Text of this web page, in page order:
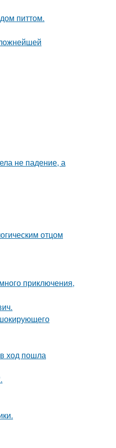
питтом.
не падение, а
отцом
приключения,
ход пошла